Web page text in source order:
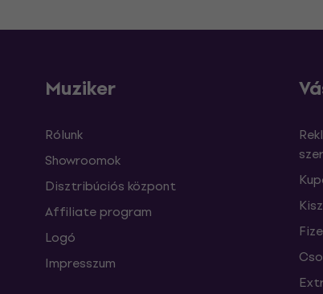
Muziker
Rólunk
Showroomok
Disztribúciós központ
Affiliate program
Logó
Impresszum